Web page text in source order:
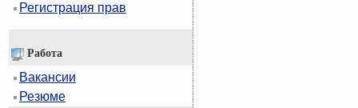
Регистрация прав
Работа
Вакансии
Резюме